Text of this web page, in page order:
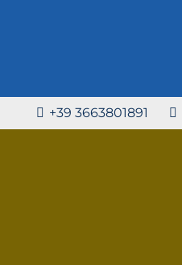
+39 3663801891